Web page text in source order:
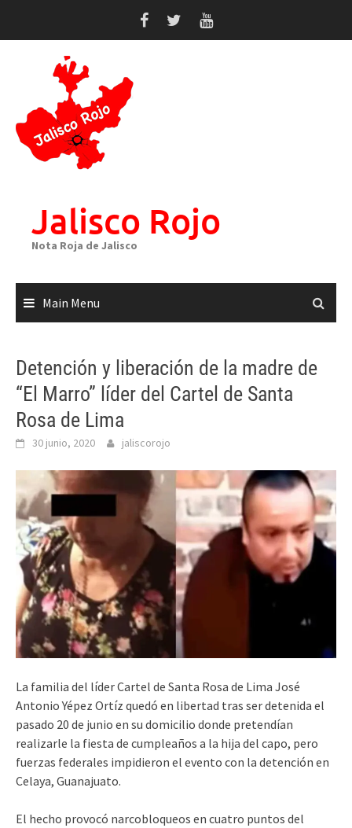
Jalisco Rojo
Nota Roja de Jalisco
Main Menu
Detención y liberación de la madre de
“El Marro” líder del Cartel de Santa
Rosa de Lima
30 junio, 2020 jaliscorojo
La familia del líder Cartel de Santa Rosa de Lima José
Antonio Yépez Ortíz quedó en libertad tras ser detenida el
pasado 20 de junio en su domicilio donde pretendían
realizarle la fiesta de cumpleaños a la hija del capo, pero
fuerzas federales impidieron el evento con la detención en
Celaya, Guanajuato.
El hecho provocó narcobloqueos en cuatro puntos del